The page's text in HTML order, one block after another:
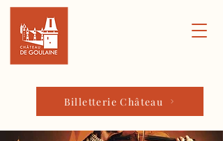
Billetterie Château